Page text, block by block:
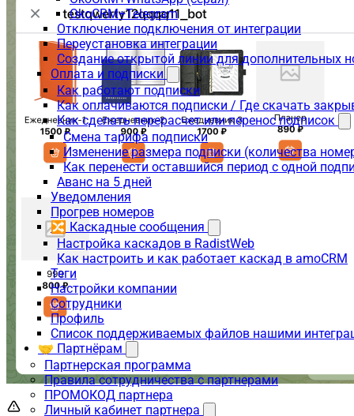
OkoCRM+Telegram
Отключение подключения от интеграции
Переустановка интеграции
Создание открытой линии для дополнительных
Оплата и подписки
Как работают подписки
Как оплачиваются подписки / Где скачать
Как сделать перерасчет или перенос подписок
Смена тарифа подписки
Изменение размера подписки (количества
Как перенести оставшийся период с одной
Аванс на 5 дней
Уведомления
Прогрев номеров
🔀 Каскадные сообщения
Настройка каскадов в RadistWeb
Как настроить и как работает каскад в amoCRM
Теги
Настройки компании
Сотрудники
Профиль
Список поддерживаемых файлов нашими
🤝 Партнёрам
Партнерская программа
Правила сотрудничества с партнерами
ПРОМОКОД партнера
Личный кабинет партнера